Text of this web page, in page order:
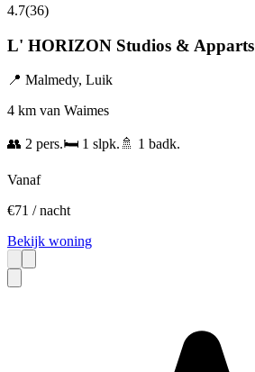
4.7(36)
L' HORIZON Studios & Apparts
📍 Malmedy, Luik
4 km van Waimes
👥 2 pers.🛏️ 1 slpk. 🚿 1 badk.
Vanaf
€71 / nacht
Bekijk woning